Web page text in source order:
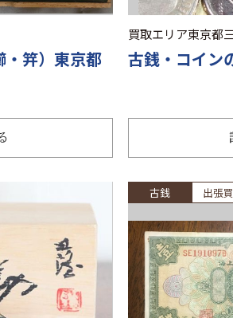
・笄）東京都
買取エリア東京都
古銭・コイン
古銭 出張